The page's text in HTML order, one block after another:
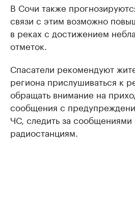
В Сочи также
связи с этим возможно
в реках с достижением
отметок.
Спасатели рекомендуют
региона прислушиваться к
обращать внимание на
сообщения с
ЧС, следить за
радиостанциям.